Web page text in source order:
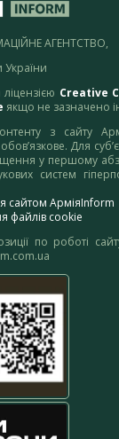
АГЕНТСТВО,
України
Creative
якщо не зазначено
з сайту
обов’язкове. Для
у першому
систем
сайтом АрміяInform
файлів cookie
по роботі